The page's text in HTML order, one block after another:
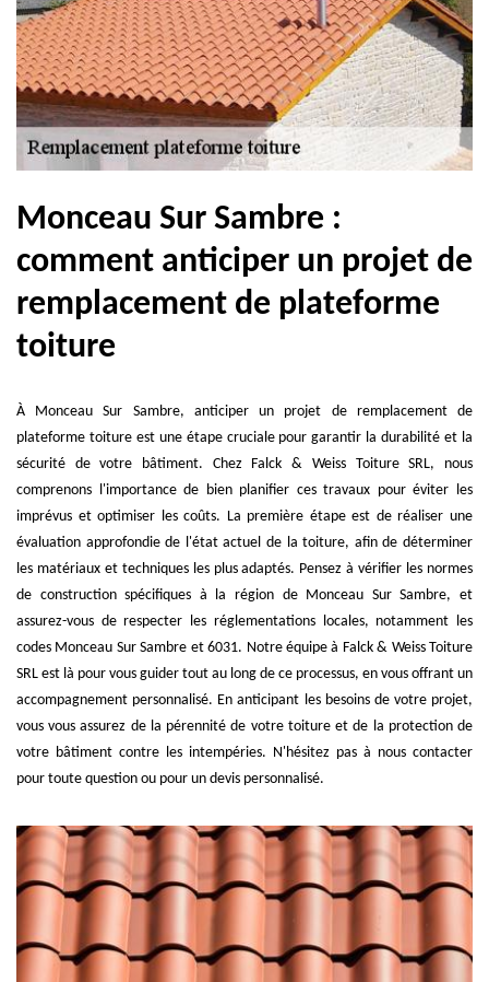
Monceau Sur Sambre :
comment anticiper un projet de
remplacement de plateforme
toiture
À Monceau Sur Sambre, anticiper un projet de remplacement de
plateforme toiture est une étape cruciale pour garantir la durabilité et la
sécurité de votre bâtiment. Chez Falck & Weiss Toiture SRL, nous
comprenons l'importance de bien planifier ces travaux pour éviter les
imprévus et optimiser les coûts. La première étape est de réaliser une
évaluation approfondie de l'état actuel de la toiture, afin de déterminer
les matériaux et techniques les plus adaptés. Pensez à vérifier les normes
de construction spécifiques à la région de Monceau Sur Sambre, et
assurez-vous de respecter les réglementations locales, notamment les
codes Monceau Sur Sambre et 6031. Notre équipe à Falck & Weiss Toiture
SRL est là pour vous guider tout au long de ce processus, en vous offrant un
accompagnement personnalisé. En anticipant les besoins de votre projet,
vous vous assurez de la pérennité de votre toiture et de la protection de
votre bâtiment contre les intempéries. N'hésitez pas à nous contacter
pour toute question ou pour un devis personnalisé.